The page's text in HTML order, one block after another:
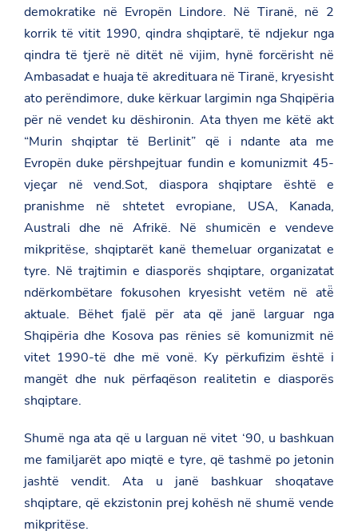
demokratike në Evropën Lindore. Në Tiranë, në 2
korrik të vitit 1990, qindra shqiptarë, të ndjekur nga
qindra të tjerë në ditët në vijim, hynë forcërisht në
Ambasadat e huaja të akredituara në Tiranë, kryesisht
ato perëndimore, duke kërkuar largimin nga Shqipëria
për në vendet ku dëshironin. Ata thyen me këtë akt
“Murin shqiptar të Berlinit” që i ndante ata me
Evropën duke përshpejtuar fundin e komunizmit 45-
vjeçar në vend.Sot, diaspora shqiptare është e
pranishme në shtetet evropiane, USA, Kanada,
Australi dhe në Afrikë. Në shumicën e vendeve
mikpritëse, shqiptarët kanë themeluar organizatat e
tyre. Në trajtimin e diasporës shqiptare, organizatat
ndërkombëtare fokusohen kryesisht vetëm në atë̈
aktuale. Bëhet fjalë për ata që janë larguar nga
Shqipëria dhe Kosova pas rënies së komunizmit në
vitet 1990-të dhe më vonë. Ky përkufizim është i
mangët dhe nuk përfaqëson realitetin e diasporës
shqiptare.
Shumë nga ata që u larguan në vitet ‘90, u bashkuan
me familjarët apo miqtë e tyre, që tashmë po jetonin
jashtë vendit. Ata u janë bashkuar shoqatave
shqiptare, që ekzistonin prej kohësh në shumë vende
mikpritëse.